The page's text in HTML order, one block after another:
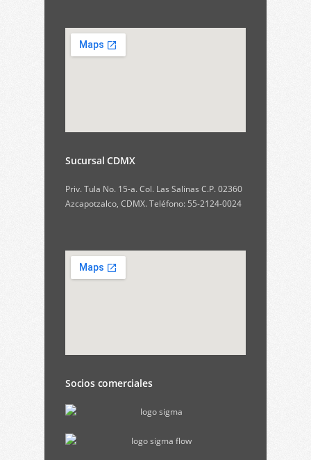
Sucursal CDMX
Priv. Tula No. 15-a. Col. Las Salinas C.P. 02360
Azcapotzalco, CDMX. Teléfono: 55-2124-0024
Socios comerciales